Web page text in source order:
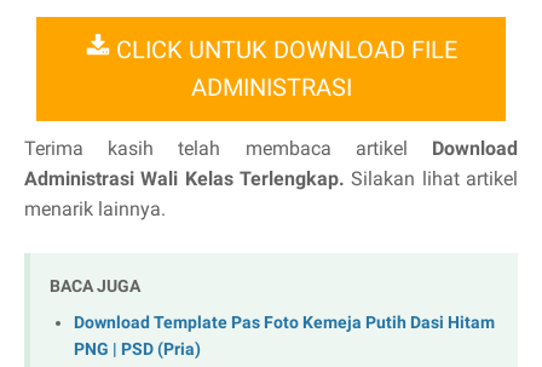
CLICK UNTUK DOWNLOAD FILE
ADMINISTRASI
Terima kasih telah membaca artikel Download
Administrasi Wali Kelas Terlengkap.Silakan lihat artikel
menarik lainnya.
BACA JUGA
Download Template Pas Foto Kemeja Putih Dasi Hitam
PNG | PSD (Pria)